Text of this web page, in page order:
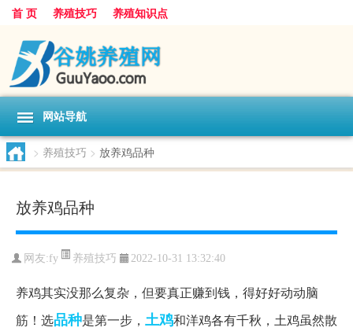
首 页 养殖技巧 养殖知识点
网站导航
> 养殖技巧 > 放养鸡品种
放养鸡品种
网友:fy 养殖技巧 2022-10-31 13:32:40
养鸡其实没那么复杂，但要真正赚到钱，得好好动动脑
筋！选品种是第一步， 土鸡和洋鸡各有千秋，土鸡虽然散